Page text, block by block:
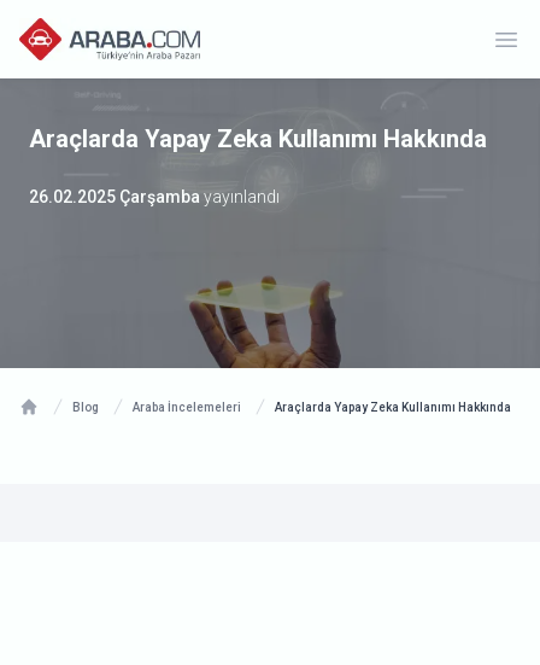
Araçlarda Yapay Zeka Kullanımı Hakkında
26.02.2025 Çarşamba yayınlandı
Blog Araba İncelemeleri Araçlarda Yapay Zeka Kullanımı Hakkında